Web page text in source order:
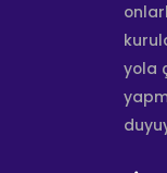
yola